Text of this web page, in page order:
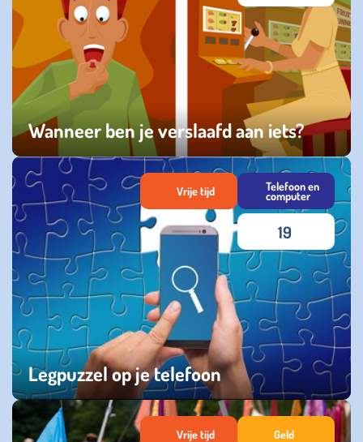
Wanneer ben je verslaafd aan iets?
dinsdag 29 oktober 2024
Legpuzzel op je telefoon
donderdag 13 oktober 2022
Vrije tijd Telefoon en
computer
19
Vrije tijd Geld